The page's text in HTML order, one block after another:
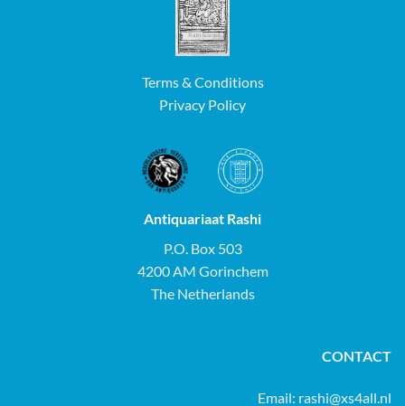
Terms & Conditions
Privacy Policy
Antiquariaat Rashi
P.O. Box 503
4200 AM Gorinchem
The Netherlands
CONTACT
Email: rashi@xs4all.nl